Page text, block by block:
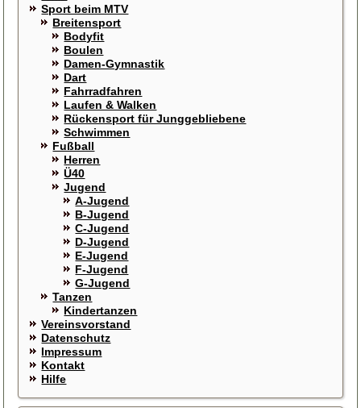
Sport beim MTV
Breitensport
Bodyfit
Boulen
Damen-Gymnastik
Dart
Fahrradfahren
Laufen & Walken
Rückensport für Junggebliebene
Schwimmen
Fußball
Herren
Ü40
Jugend
A-Jugend
B-Jugend
C-Jugend
D-Jugend
E-Jugend
F-Jugend
G-Jugend
Tanzen
Kindertanzen
Vereinsvorstand
Datenschutz
Impressum
Kontakt
Hilfe